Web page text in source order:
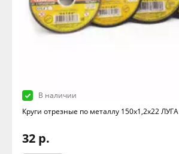
В наличии
Круги отрезные по металлу 150х1,2х22 ЛУГА
32 р.